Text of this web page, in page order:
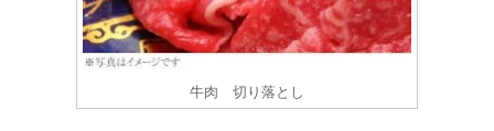
牛肉 切り落とし